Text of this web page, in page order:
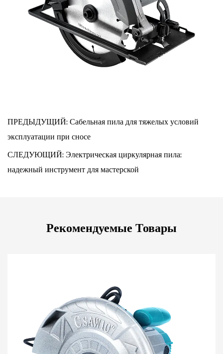
ПРЕДЫДУЩИЙ: Сабельная пила для тяжелых условий
эксплуатации при сносе
СЛЕДУЮЩИЙ: Электрическая циркулярная пила:
надежный инструмент для мастерской
Рекомендуемые Товары